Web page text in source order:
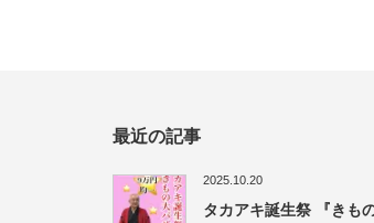
最近の記事
2025.10.20
タカアキ誕生祭 『きも